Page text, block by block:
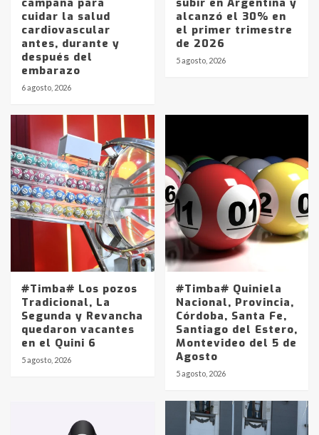
cuidar la salud
cardiovascular
antes, durante y
después del
embarazo
6 agosto, 2026
alcanzó el 30% en
el primer trimestre
de 2026
5 agosto, 2026
#Timba# Los pozos
Tradicional, La
Segunda y Revancha
quedaron vacantes
en el Quini 6
5 agosto, 2026
#Timba# Quiniela
Nacional, Provincia,
Córdoba, Santa Fe,
Santiago del Estero,
Montevideo del 5 de
Agosto
5 agosto, 2026
Identidad de los adolescentes
pampeanos que fueron
en la mañana del lunes